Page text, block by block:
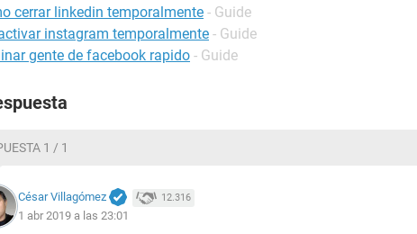
cerrar linkedin temporalmente - Guide
instagram temporalmente - Guide
gente de facebook rapido - Guide
1 / 1
César Villagómez 12.316
1 abr 2019 a las 23:01